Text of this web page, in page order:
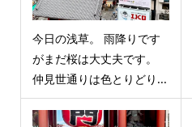
今日の浅草。 雨降りです
がまだ桜は大丈夫です。
仲見世通りは色とりどり...